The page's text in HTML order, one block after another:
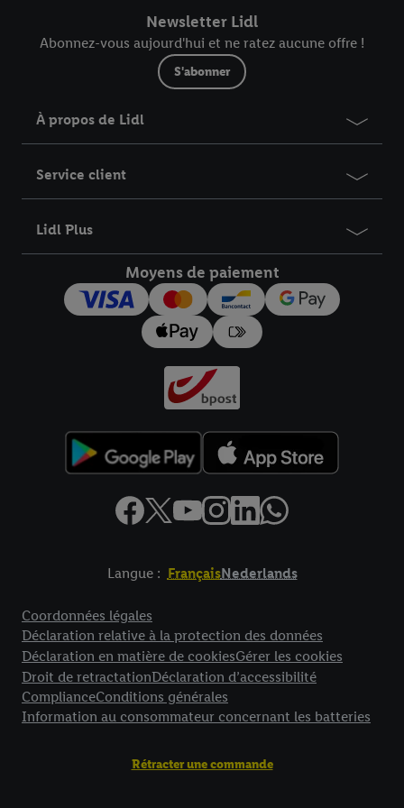
Newsletter Lidl
Abonnez-vous aujourd'hui et ne ratez aucune offre !
S'abonner
À propos de Lidl
Service client
Lidl Plus
Moyens de paiement
Langue : FrançaisNederlands
Coordonnées légales
Déclaration relative à la protection des données
Déclaration en matière de cookiesGérer les cookies
Droit de retractationDéclaration d’accessibilité
ComplianceConditions générales
Information au consommateur concernant les batteries
Rétracter une commande